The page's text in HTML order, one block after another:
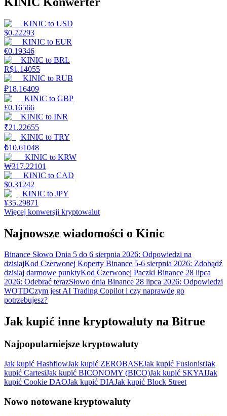
KINIC to USD
$0.22293
KINIC to EUR
€0.19346
KINIC to BRL
R$1.14055
KINIC to RUB
₽18.16409
KINIC to GBP
£0.16566
KINIC to INR
₹21.22655
KINIC to TRY
₺10.61048
KINIC to KRW
₩317.22101
KINIC to CAD
$0.31242
KINIC to JPY
¥35.29871
Więcej konwersji kryptowalut
Najnowsze wiadomości o Kinic
Binance Słowo Dnia 5 do 6 sierpnia 2026: Odpowiedzi na
dzisiajKod Czerwonej Koperty Binance 5-6 sierpnia 2026: Zdobądź
dzisiaj darmowe punktyKod Czerwonej Paczki Binance 28 lipca
2026: Odebrać terazSłowo dnia Binance 28 lipca 2026: Odpowiedzi
WOTDCzym jest AI Trading Copilot i czy naprawdę go
potrzebujesz?
Jak kupić inne kryptowaluty na Bitrue
Najpopularniejsze kryptowaluty
Jak kupić HashflowJak kupić ZEROBASEJak kupić FusionistJak
kupić CartesiJak kupić BICONOMY (BICO)Jak kupić SKYAIJak
kupić Cookie DAOJak kupić DIAJak kupić Block Street
Nowo notowane kryptowaluty